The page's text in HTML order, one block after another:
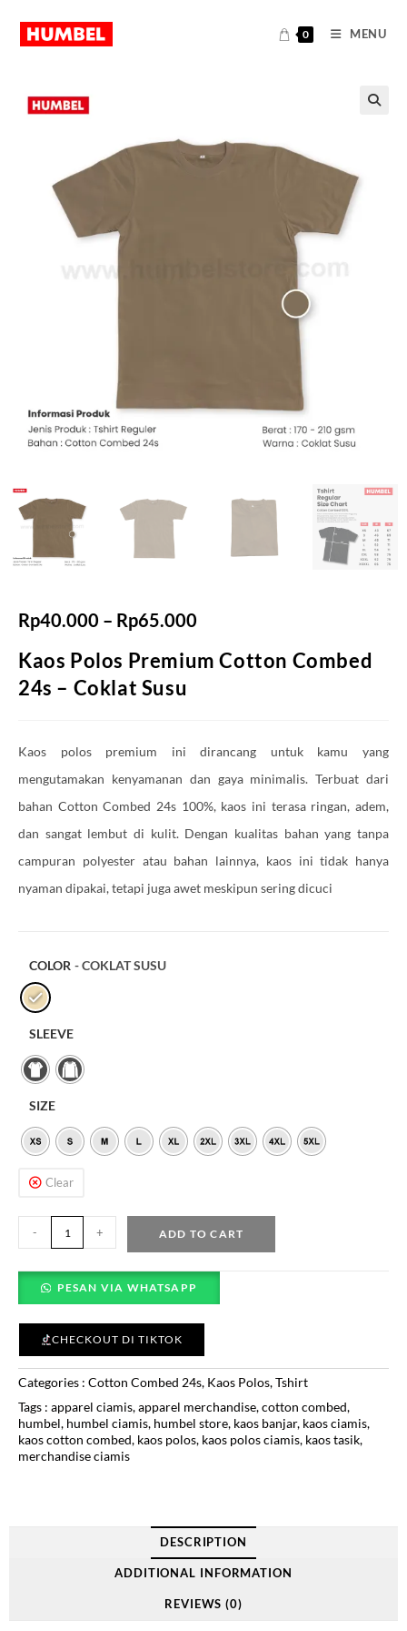
0 MENU
Rp40.000 – Rp65.000
Kaos Polos Premium Cotton Combed
24s – Coklat Susu
Kaos polos premium ini dirancang untuk kamu yang
mengutamakan kenyamanan dan gaya minimalis. Terbuat dari
bahan Cotton Combed 24s 100%, kaos ini terasa ringan, adem,
dan sangat lembut di kulit. Dengan kualitas bahan yang tanpa
campuran polyester atau bahan lainnya, kaos ini tidak hanya
nyaman dipakai, tetapi juga awet meskipun sering dicuci
COLOR - COKLAT SUSU
SLEEVE
SIZE
Clear
- + ADD TO CART
PESAN VIA WHATSAPP
CHECKOUT DI TIKTOK
Categories : Cotton Combed 24s, Kaos Polos,Tshirt
Tags : apparel ciamis,apparel merchandise,cotton combed,
humbel, humbel ciamis, humbel store, kaos banjar, kaos ciamis,
kaos cotton combed, kaos polos, kaos polos ciamis, kaos tasik,
merchandise ciamis
DESCRIPTION
ADDITIONAL INFORMATION
REVIEWS (0)